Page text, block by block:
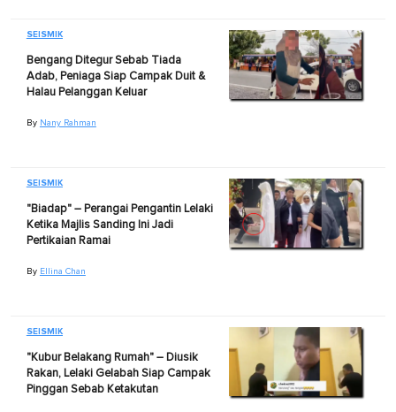
SEISMIK
Bengang Ditegur Sebab Tiada
Adab, Peniaga Siap Campak Duit &
Halau Pelanggan Keluar
By Nany Rahman
SEISMIK
"Biadap" – Perangai Pengantin Lelaki
Ketika Majlis Sanding Ini Jadi
Pertikaian Ramai
By Ellina Chan
SEISMIK
"Kubur Belakang Rumah" – Diusik
Rakan, Lelaki Gelabah Siap Campak
Pinggan Sebab Ketakutan